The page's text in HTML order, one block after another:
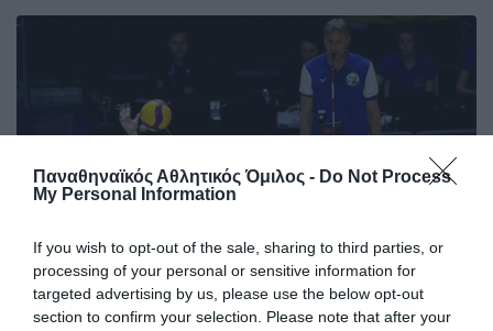
Παναθηναϊκός Αθλητικός Όμιλος - Do Not Process
My Personal Information
If you wish to opt-out of the sale, sharing to third parties, or
processing of your personal or sensitive information for
targeted advertising by us, please use the below opt-out
section to confirm your selection. Please note that after your